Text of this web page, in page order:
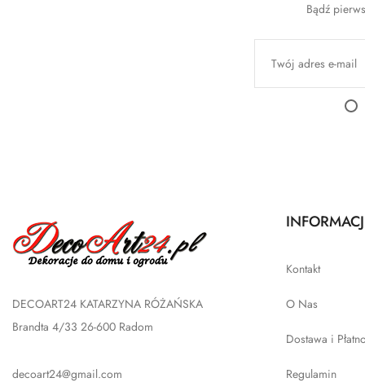
Bądź
DECOART24 KATARZYNA RÓŻAŃSKA
Brandta 4/33 26-600 Radom
decoart24@gmail.com
Kontakt
O Nas
Dostawa i
Regulamin